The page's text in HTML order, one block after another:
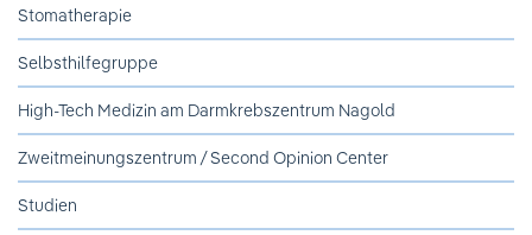
Standorte & Kontakt
Stomatherapie
Selbsthilfegruppe
High-Tech Medizin am Darmkrebszentrum Nagold
Zweitmeinungszentrum / Second Opinion Center
Studien